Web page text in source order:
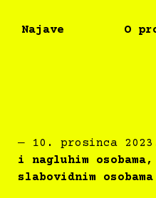
Najave O
― 10. prosinca
i nagluhim osobama,
slabovidnim osobama